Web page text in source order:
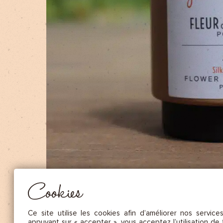
NOS SAUCES
NOS MOUTARDES
NOS ÉPICES GOURMANDES
Cookies
Ce site utilise les cookies afin d’améliorer nos
CES COOKIES SONT NÉCESSAIRES AU BON FONCTIONNEMENT DU SITE. ILS NE PEUVENT PAS
DÉSACTIVÉS.
Ces cookies nous permettent de mesurer le nombre de visites, de
d’établir des statistiques afin d’en améliorer la qualité, l’ergonomie et
performance.
Les cookies marketing sont utilisés pour effectuer le suivi des